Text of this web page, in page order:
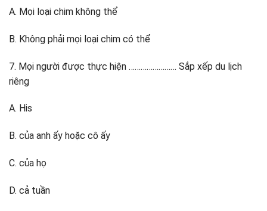
A. Mọi loại chim không thể
B. Không phải mọi loại chim có thể
7. Mọi người được thực hiện …………………… Sắp xếp du lịch
riêng
A. His
B. của anh ấy hoặc cô ấy
C. của họ
D. cả tuần